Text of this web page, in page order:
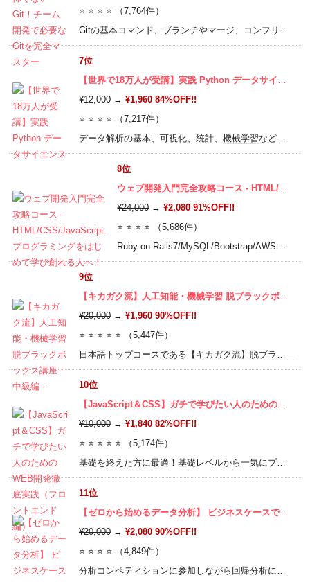
⭐ ⭐ ⭐ ⭐ （7,764件）
Gitの基本コマンド、ブランチやマージ、コンフリクトの解消方法、リベース、
7位
【世界で18万人が受講】実践 Python データサイエンス
¥12,000→ ¥1,960 84%OFF!!
⭐ ⭐ ⭐ ⭐ （7,217件）
データ解析の基本、可視化、統計、 機械学習などデータサイエンスに関するあらゆる実践的なスキルが
8位
ウェブ開発入門完全攻略コース - HTML/CSS/JavaScript. プログラミングをはじめて学び創れる人へ！
¥24,000→¥2,080 91%OFF!!
⭐ ⭐ ⭐ ⭐ （5,686件）
Ruby on Rails7/MySQL/Bootstrap/AWS
9位
【キカガク流】人工知能・機械学習 脱ブラックボックス講座 - 中級編 -
¥20,000→ ¥1,960 90%OFF!!
⭐ ⭐ ⭐ ⭐ ⭐ （5,447件）
日本語トップコースである【キカガク流】脱ブラックボックス
10位
【JavaScript＆CSS】ガチで学びたい人のためのWEB開発徹底実践（フロントエンド編）
¥10,000→ ¥1,840 82%OFF!!
⭐ ⭐ ⭐ ⭐ ⭐ （5,174件）
基礎を終えた方に最適！基礎レベルから一気にプロレベルへ！
11位
【ゼロから始めるデータ分析】 ビジネスケースで学ぶPythonデータサイエンス入門
¥20,000→ ¥2,080 90%OFF!!
⭐ ⭐ ⭐ ⭐ （4,849件）
分析コンペティションに参加しながら回帰分析による売上予測、